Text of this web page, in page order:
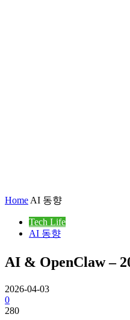
Home AI 동향
Tech Life
AI 동향
AI & OpenClaw –
2026-04-03
0
280